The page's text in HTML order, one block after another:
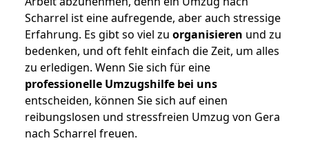
Scharrel ist eine aufregende, aber auch stressige
Erfahrung. Es gibt so viel zu organisieren und zu
bedenken, und oft fehlt einfach die Zeit, um alles
zu erledigen. Wenn Sie sich für eine
professionelle Umzugshilfe bei uns
entscheiden, können Sie sich auf einen
reibungslosen und stressfreien Umzug von Gera
nach Scharrel freuen.